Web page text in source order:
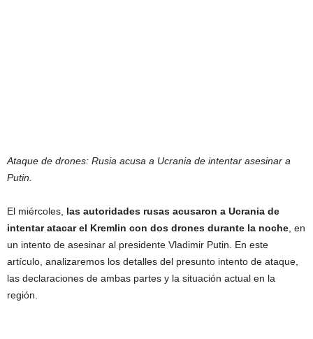
Ataque de drones: Rusia acusa a Ucrania de intentar asesinar a
Putin.
El miércoles, las autoridades rusas acusaron a Ucrania de
intentar atacar el Kremlin con dos drones durante la noche , en
un intento de asesinar al presidente Vladimir Putin. En este
artículo, analizaremos los detalles del presunto intento de ataque,
las declaraciones de ambas partes y la situación actual en la
región.